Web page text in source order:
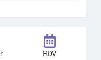
RDV